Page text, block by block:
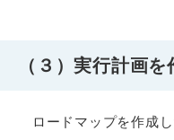
（３）実行計画を
ロードマップを作成